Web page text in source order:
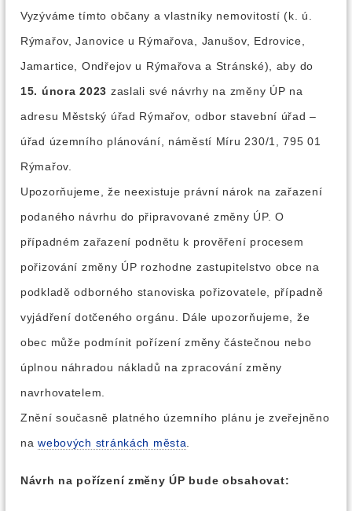
Vyzýváme tímto občany a vlastníky nemovitostí (k. ú.
Rýmařov, Janovice u Rýmařova, Janušov, Edrovice,
Jamartice, Ondřejov u Rýmařova a Stránské), aby do
15. února 2023 zaslali své návrhy na změny ÚP na
adresu Městský úřad Rýmařov, odbor stavební úřad –
úřad územního plánování, náměstí Míru 230/1, 795 01
Rýmařov.
Upozorňujeme, že neexistuje právní nárok na zařazení
podaného návrhu do připravované změny ÚP. O
případném zařazení podnětu k prověření procesem
pořizování změny ÚP rozhodne zastupitelstvo obce na
podkladě odborného stanoviska pořizovatele, případně
vyjádření dotčeného orgánu. Dále upozorňujeme, že
obec může podmínit pořízení změny částečnou nebo
úplnou náhradou nákladů na zpracování změny
navrhovatelem.
Znění současně platného územního plánu je zveřejněno
nawebových stránkách města
Návrh na pořízení změny ÚP bude obsahovat: